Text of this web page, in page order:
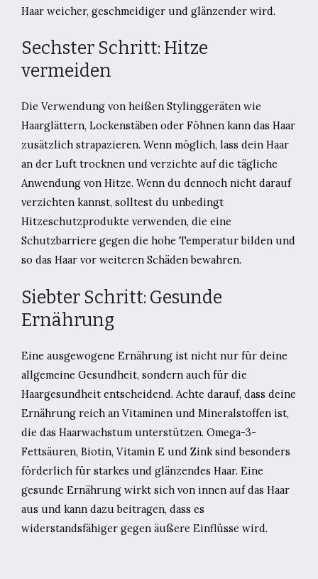
Haar weicher, geschmeidiger und glänzender wird.
Sechster Schritt: Hitze
vermeiden
Die Verwendung von heißen Stylinggeräten wie
Haarglättern, Lockenstäben oder Föhnen kann das Haar
zusätzlich strapazieren. Wenn möglich, lass dein Haar
an der Luft trocknen und verzichte auf die tägliche
Anwendung von Hitze. Wenn du dennoch nicht darauf
verzichten kannst, solltest du unbedingt
Hitzeschutzprodukte verwenden, die eine
Schutzbarriere gegen die hohe Temperatur bilden und
so das Haar vor weiteren Schäden bewahren.
Siebter Schritt: Gesunde
Ernährung
Eine ausgewogene Ernährung ist nicht nur für deine
allgemeine Gesundheit, sondern auch für die
Haargesundheit entscheidend. Achte darauf, dass deine
Ernährung reich an Vitaminen und Mineralstoffen ist,
die das Haarwachstum unterstützen. Omega-3-
Fettsäuren, Biotin, Vitamin E und Zink sind besonders
förderlich für starkes und glänzendes Haar. Eine
gesunde Ernährung wirkt sich von innen auf das Haar
aus und kann dazu beitragen, dass es
widerstandsfähiger gegen äußere Einflüsse wird.